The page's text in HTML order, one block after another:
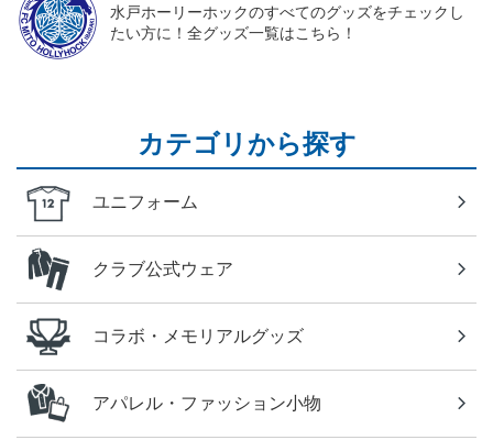
水戸ホーリーホックのすべてのグッズをチェックし
たい方に！全グッズ一覧はこちら！
カテゴリから探す
ユニフォーム
クラブ公式ウェア
コラボ・メモリアルグッズ
アパレル・ファッション小物